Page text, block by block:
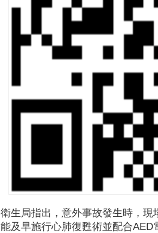
衛生局指出，意外事故發生時，
能及早施行心肺復甦術並配合